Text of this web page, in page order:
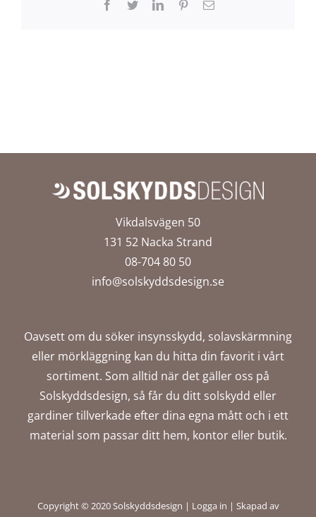
Facebook
TwitterLinkedInPinterest
E-
Vikdalsvägen 50
131 52 Nacka Strand
08-704 80 50
info@solskyddsdesign.se
Oavsett om du söker insynsskydd, solavskärmning
eller mörkläggning kan du hitta din favorit i vårt
sortiment. Som alltid när det gäller oss på
Solskyddsdesign, så får du ditt solskydd eller
gardiner tillverkade efter dina egna mått och i ett
material som passar ditt hem, kontor eller butik.
Copyright © 2020 Solskyddsdesign | Logga in | Skapad av